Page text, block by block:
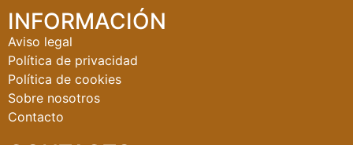
INFORMACIÓN
Aviso legal
Política de privacidad
Política de cookies
Sobre nosotros
Contacto